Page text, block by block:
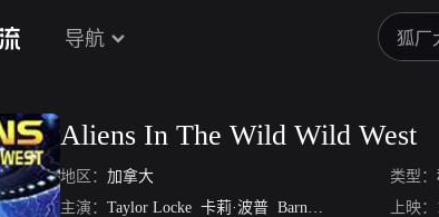
导航
Aliens In The Wild Wild West
地区： 加拿大 类型：
主演： Taylor Locke 卡莉·波普 Barna Moricz Markus
上映：